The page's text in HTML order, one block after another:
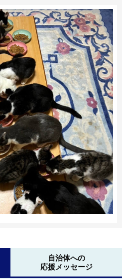
自治体への
応援メッセージ